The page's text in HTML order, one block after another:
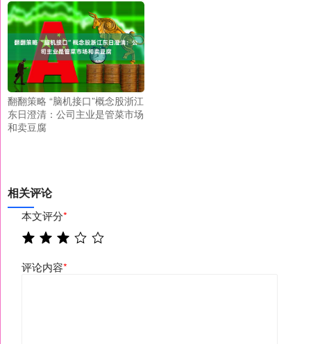
翻翻策略 “脑机接口”概念股浙江
东日澄清：公司主业是管菜市场
和卖豆腐
相关评论
本文评分*
评论内容*